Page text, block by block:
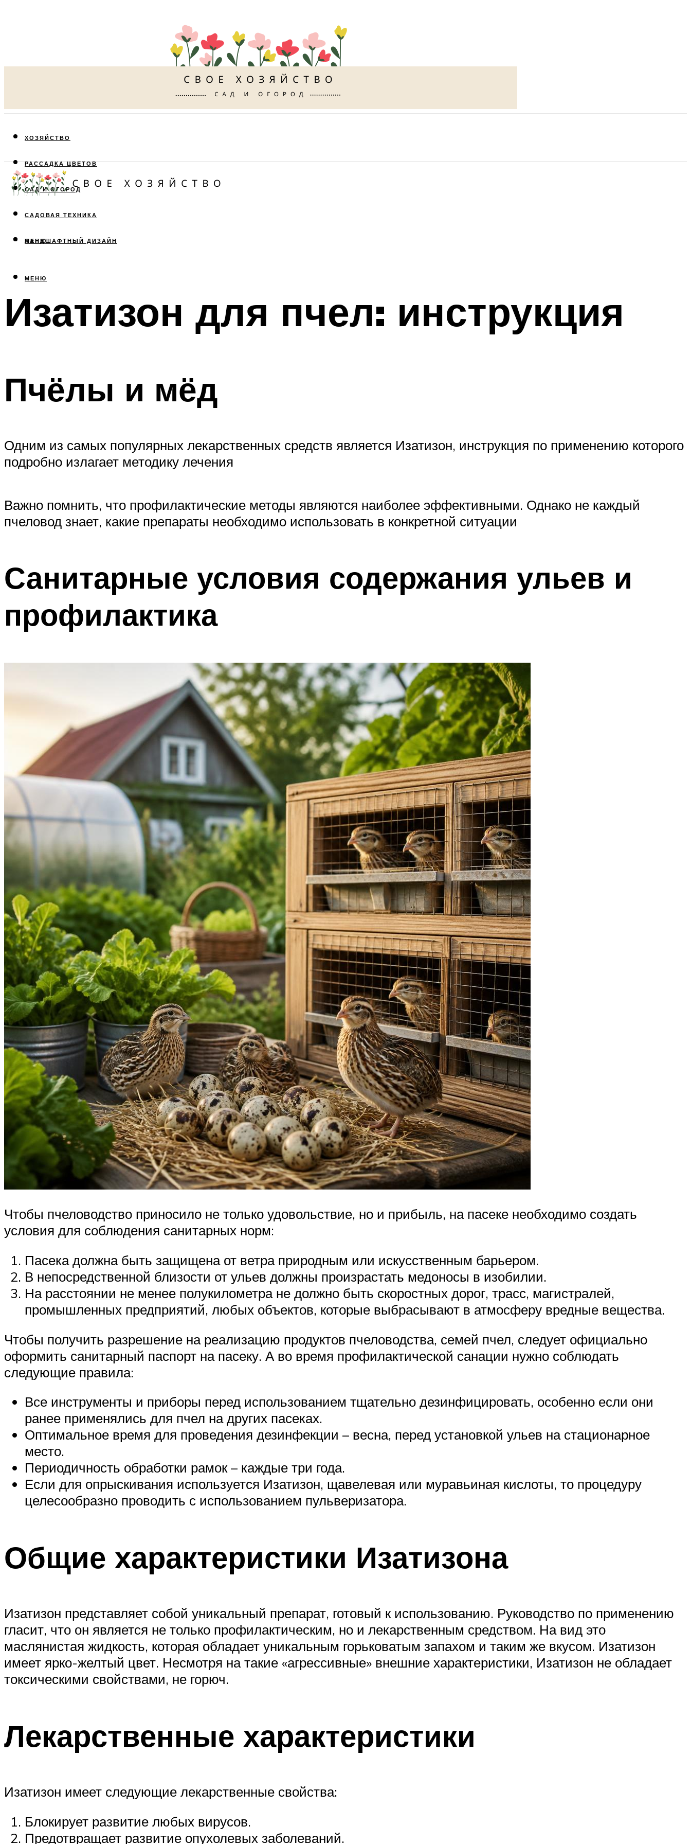
ХОЗЯЙСТВО
РАССАДКА ЦВЕТОВ
САД И ОГОРОД
САДОВАЯ ТЕХНИКА
ЛАНДШАФТНЫЙ ДИЗАЙН
МЕНЮ
МЕНЮ
Изатизон для пчел: инструкция
Пчёлы и мёд
Одним из самых популярных лекарственных средств является Изатизон, инструкция по применению которого
подробно излагает методику лечения
Важно помнить, что профилактические методы являются наиболее эффективными. Однако не каждый
пчеловод знает, какие препараты необходимо использовать в конкретной ситуации
Санитарные условия содержания ульев и
профилактика
Чтобы пчеловодство приносило не только удовольствие, но и прибыль, на пасеке необходимо создать
условия для соблюдения санитарных норм:
Пасека должна быть защищена от ветра природным или искусственным барьером.
В непосредственной близости от ульев должны произрастать медоносы в изобилии.
На расстоянии не менее полукилометра не должно быть скоростных дорог, трасс, магистралей,
промышленных предприятий, любых объектов, которые выбрасывают в атмосферу вредные вещества.
Чтобы получить разрешение на реализацию продуктов пчеловодства, семей пчел, следует официально
оформить санитарный паспорт на пасеку. А во время профилактической санации нужно соблюдать
следующие правила:
Все инструменты и приборы перед использованием тщательно дезинфицировать, особенно если они
ранее применялись для пчел на других пасеках.
Оптимальное время для проведения дезинфекции – весна, перед установкой ульев на стационарное
место.
Периодичность обработки рамок – каждые три года.
Если для опрыскивания используется Изатизон, щавелевая или муравьиная кислоты, то процедуру
целесообразно проводить с использованием пульверизатора.
Общие характеристики Изатизона
Изатизон представляет собой уникальный препарат, готовый к использованию. Руководство по применению
гласит, что он является не только профилактическим, но и лекарственным средством. На вид это
маслянистая жидкость, которая обладает уникальным горьковатым запахом и таким же вкусом. Изатизон
имеет ярко-желтый цвет. Несмотря на такие «агрессивные» внешние характеристики, Изатизон не обладает
токсическими свойствами, не горюч.
Лекарственные характеристики
Изатизон имеет следующие лекарственные свойства:
Блокирует развитие любых вирусов.
Предотвращает развитие опухолевых заболеваний.